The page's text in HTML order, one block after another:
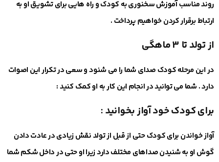
روند مناسب آموزش سخنوری به کودک و راه هایی برای تشویق او به
ارتباط برقرار کردن خواهیم پرداخت .
از تولد تا 3 ماهگی
در این مرحله کودک صدای شما را می ‎شنود و سعی در تکرار این اصوات
دارد . شما می‎ توانید در انجام این کار به او کمک کنید :
برای کودک خود آواز بخوانید:
آواز خواندن برای کودک حتی از قبل از تولد نقش زیادی در عادت دادن
گوش او به شنیدن صداهای مختلف دارد زیرا او حتی در داخل شکم شما